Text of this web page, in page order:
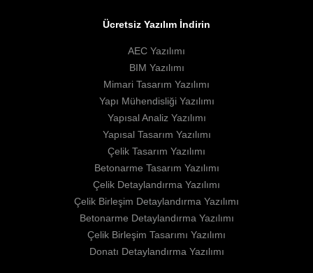
Ücretsiz Yazılım İndirin
AEC Yazılımı
BIM Yazılımı
Mimari Tasarım Yazılımı
Yapı Mühendisliği Yazılımı
Yapısal Analiz Yazılımı
Yapısal Tasarım Yazılımı
Çelik Tasarım Yazılımı
Betonarme Tasarım Yazılımı
Çelik Detaylandırma Yazılımı
Çelik Birleşim Detaylandırma Yazılımı
Betonarme Detaylandırma Yazılımı
Çelik Birleşim Tasarımı Yazılımı
Donatı Detaylandırma Yazılımı